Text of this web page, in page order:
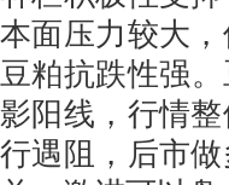
本面压力较大
豆粕抗跌性强
影阳线，行情
行遇阻，后市